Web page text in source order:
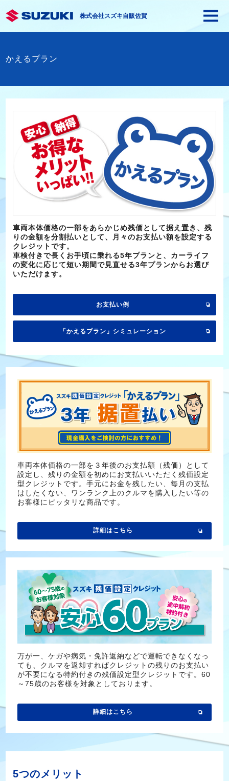
株式会社スズキ自販佐賀
かえるプラン
車両本体価格の一部をあらかじめ残価として据え置き、残
りの金額を分割払いとして、月々のお支払い額を設定する
クレジットです。
車検付きで長くお手頃に乗れる5年プランと、カーライフ
の変化に応じて短い期間で見直せる3年プランからお選び
いただけます。
お支払い例
「かえるプラン」シミュレーション
車両本体価格の一部を３年後のお支払額（残価）として
設定し、残りの金額を初めにお支払いいただく残価設定
型クレジットです。手元にお金を残したい、毎月の支払
はしたくない、ワンランク上のクルマを購入したい等の
お客様にピッタリな商品です。
詳細はこちら
万が一、ケガや病気・免許返納などで運転できなくなっ
ても、クルマを返却すればクレジットの残りのお支払い
が不要になる特約付きの残価設定型クレジットです。 60
～75歳のお客様を対象としております。
詳細はこちら
5つのメリット